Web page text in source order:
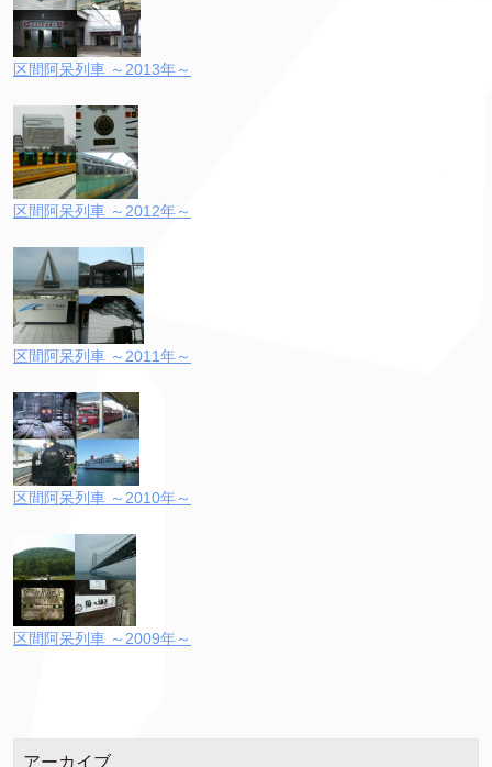
区間阿呆列車 ～2013年～
区間阿呆列車 ～2012年～
区間阿呆列車 ～2011年～
区間阿呆列車 ～2010年～
区間阿呆列車 ～2009年～
アーカイブ